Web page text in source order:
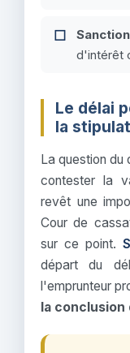
Sanction
d'intérêt
Le délai
la
La question du
contester la
revêt une
Cour de
sur ce point.
départ du
l'emprunteur
la